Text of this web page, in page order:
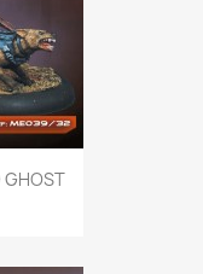
GHOST